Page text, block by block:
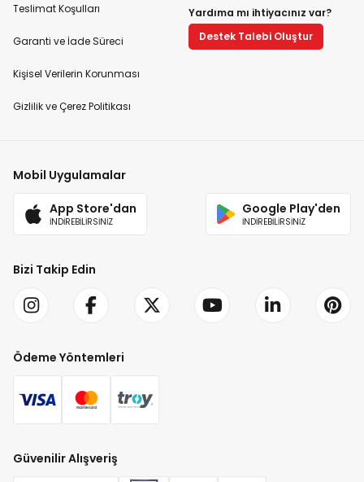
Teslimat Koşulları
Garanti ve İade Süreci
Kişisel Verilerin Korunması
Gizlilik ve Çerez Politikası
Yardıma mı ihtiyacınız var?
Destek Talebi Oluştur
Mobil Uygulamalar
App Store'dan
İNDİREBİLİRSİNİZ
Google Play'den
İNDİREBİLİRSİNİZ
Bizi Takip Edin
Ödeme Yöntemleri
Güvenilir Alışveriş